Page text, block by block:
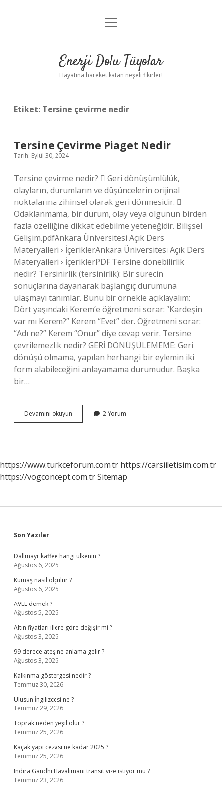
Anasayfa
Yasal Uyarı
menüyü
Enerji Dolu Tüyolar
Hayatına hareket katan neşeli fikirler!
Etiket: Tersine çevirme nedir
Tersine Çevirme Piaget Nedir
Tarih: Eylül 30, 2024
Tersine çevirme nedir?  Geri dönüşümlülük,
olayların, durumların ve düşüncelerin orijinal
noktalarına zihinsel olarak geri dönmesidir. 
Odaklanmama, bir durum, olay veya olgunun birden
fazla özelliğine dikkat edebilme yeteneğidir. Bilişsel
Gelişim.pdfAnkara Üniversitesi Açık Ders
Materyalleri › İçeriklerAnkara Üniversitesi Açık Ders
Materyalleri › İçeriklerPDF Tersine dönebilirlik
nedir? Tersinirlik (tersinirlik): Bir sürecin
sonuçlarına dayanarak başlangıç ​​durumuna
ulaşmayı tanımlar. Bunu bir örnekle açıklayalım:
Dört yaşındaki Kerem’e öğretmeni sorar: “Kardeşin
var mı Kerem?” Kerem “Evet” der. Öğretmeni sorar:
“Adı ne?” Kerem “Onur” diye cevap verir. Tersine
çevrilemezlik nedir? GERİ DÖNÜŞÜLEMEME: Geri
dönüşü olmama, yapılan herhangi bir eylemin iki
form alabileceğini anlayamama durumudur. Başka
bir…
Devamını okuyun
Çevirme
2 Yorum
https://www.turkceforum.com.tr https://carsiiletisim.com.tr
https://vogconcept.com.trSitemap
Sidebar
Son Yazılar
Dallmayr kaffee hangi ülkenin ?
Ağustos 6, 2026
Kumaş nasıl ölçülür ?
Ağustos 6, 2026
AVEL demek ?
Ağustos 5, 2026
Altın fiyatları illere göre değişir mi ?
Ağustos 3, 2026
99 derece ateş ne anlama gelir ?
Ağustos 3, 2026
Kalkınma göstergesi nedir ?
Temmuz 30, 2026
Ulusun İngilizcesi ne ?
Temmuz 29, 2026
Toprak neden yeşil olur ?
Temmuz 25, 2026
Kaçak yapı cezası ne kadar 2025 ?
Temmuz 25, 2026
Indira Gandhi Havalimanı transit vize istiyor mu ?
Temmuz 23, 2026